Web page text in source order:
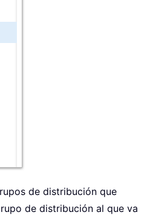
de distribución que
de distribución al que va